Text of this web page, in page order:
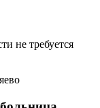
не требуется